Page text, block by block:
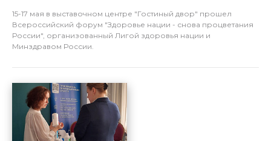
15-17 мая в выставочном центре "Гостиный двор" прошел
Всероссийский форум "Здоровье нации - снова процветания
России", организованный Лигой здоровья нации и
Минздравом России.